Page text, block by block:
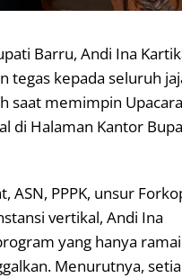
Barru, Andi Ina
tegas kepada seluruh
saat memimpin
di Halaman Kantor
ASN, PPPK, unsur
vertikal, Andi Ina
yang hanya
Menurutnya,